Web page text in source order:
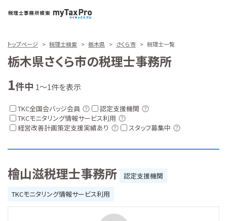
トップページ 税理士検索 栃木県 さくら市 税理士一覧
栃木県さくら市の税理士事務所
1件中 1～1件を表示
TKC全国会バッジ会員
認定支援機関
TKCモニタリング情報サービス利用
経営改善計画策定支援実績あり
スタッフ募集中
檜山滋税理士事務所
認定支援機関
TKCモニタリング情報サービス利用